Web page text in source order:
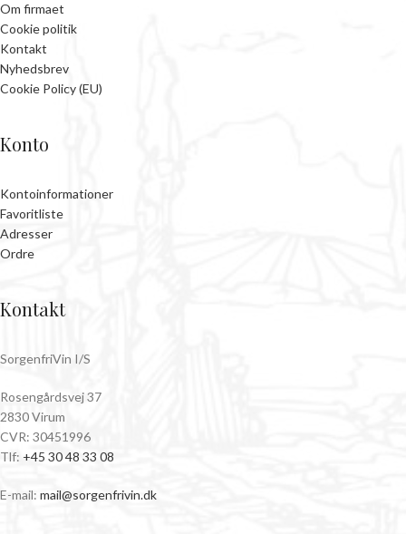
Om firmaet
Cookie politik
Kontakt
Nyhedsbrev
Cookie Policy (EU)
Konto
Kontoinformationer
Favoritliste
Adresser
Ordre
Kontakt
SorgenfriVin I/S
Rosengårdsvej 37
2830 Virum
CVR: 30451996
Tlf: +45 30 48 33 08
E-mail: mail@sorgenfrivin.dk